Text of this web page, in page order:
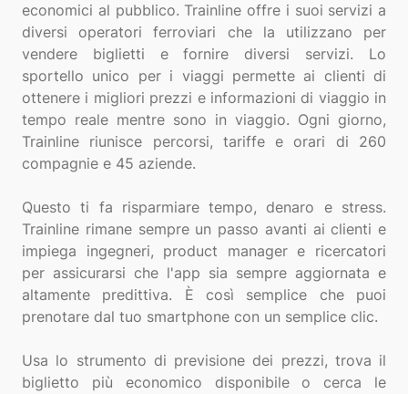
economici al pubblico. Trainline offre i suoi servizi a
diversi operatori ferroviari che la utilizzano per
vendere biglietti e fornire diversi servizi. Lo
sportello unico per i viaggi permette ai clienti di
ottenere i migliori prezzi e informazioni di viaggio in
tempo reale mentre sono in viaggio. Ogni giorno,
Trainline riunisce percorsi, tariffe e orari di 260
compagnie e 45 aziende.
Questo ti fa risparmiare tempo, denaro e stress.
Trainline rimane sempre un passo avanti ai clienti e
impiega ingegneri, product manager e ricercatori
per assicurarsi che l'app sia sempre aggiornata e
altamente predittiva. È così semplice che puoi
prenotare dal tuo smartphone con un semplice clic.
Usa lo strumento di previsione dei prezzi, trova il
biglietto più economico disponibile o cerca le